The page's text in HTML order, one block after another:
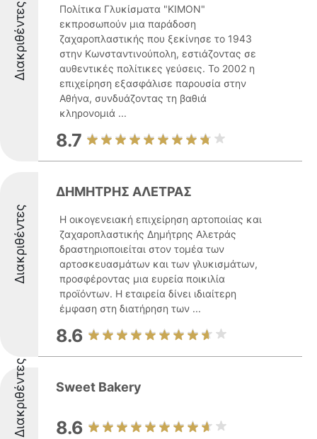
Διακριθέντες
Πολίτικα Γλυκίσματα "ΚΙΜΟΝ"
εκπροσωπούν μια παράδοση
ζαχαροπλαστικής που ξεκίνησε το 1943
στην Κωνσταντινούπολη, εστιάζοντας σε
αυθεντικές πολίτικες γεύσεις. Το 2002 η
επιχείρηση εξασφάλισε παρουσία στην
Αθήνα, συνδυάζοντας τη βαθιά
κληρονομιά ...
8.7
Διακριθέντες
ΔΗΜΗΤΡΗΣ ΑΛΕΤΡΑΣ
Η οικογενειακή επιχείρηση αρτοποιίας και
ζαχαροπλαστικής Δημήτρης Αλετράς
δραστηριοποιείται στον τομέα των
αρτοσκευασμάτων και των γλυκισμάτων,
προσφέροντας μια ευρεία ποικιλία
προϊόντων. Η εταιρεία δίνει ιδιαίτερη
έμφαση στη διατήρηση των ...
8.6
Διακριθέντες Sweet Bakery
8.6